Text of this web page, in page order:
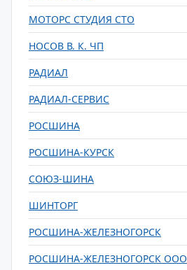
МОТОРС СТУДИЯ СТО
НОСОВ В. К. ЧП
РАДИАЛ
РАДИАЛ-СЕРВИС
РОСШИНА
РОСШИНА-КУРСК
СОЮЗ-ШИНА
ШИНТОРГ
РОСШИНА-ЖЕЛЕЗНОГОРСК
РОСШИНА-ЖЕЛЕЗНОГОРСК ООО